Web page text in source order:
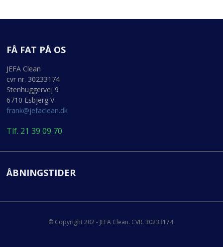
FÅ FAT PÅ OS
JEFA Clean
cvr nr. 30233174
Stenhuggervej 9
6710 Esbjerg V
frank@jefaclean.dk
Tlf. 21 39 09 70
ÅBNINGSTIDER
© Copyright 202 - JEFA Clean. CVR. 30233174.